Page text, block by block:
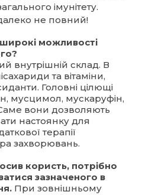
імунітету.
не повний!
можливості
внутрішній склад. В
та вітаміни,
Головні цілющі
мусцимол, мускаруфін,
вони дозволяють
настоянку для
терапії
захворювань.
користь, потрібно
зазначеного в
При зовнішньому